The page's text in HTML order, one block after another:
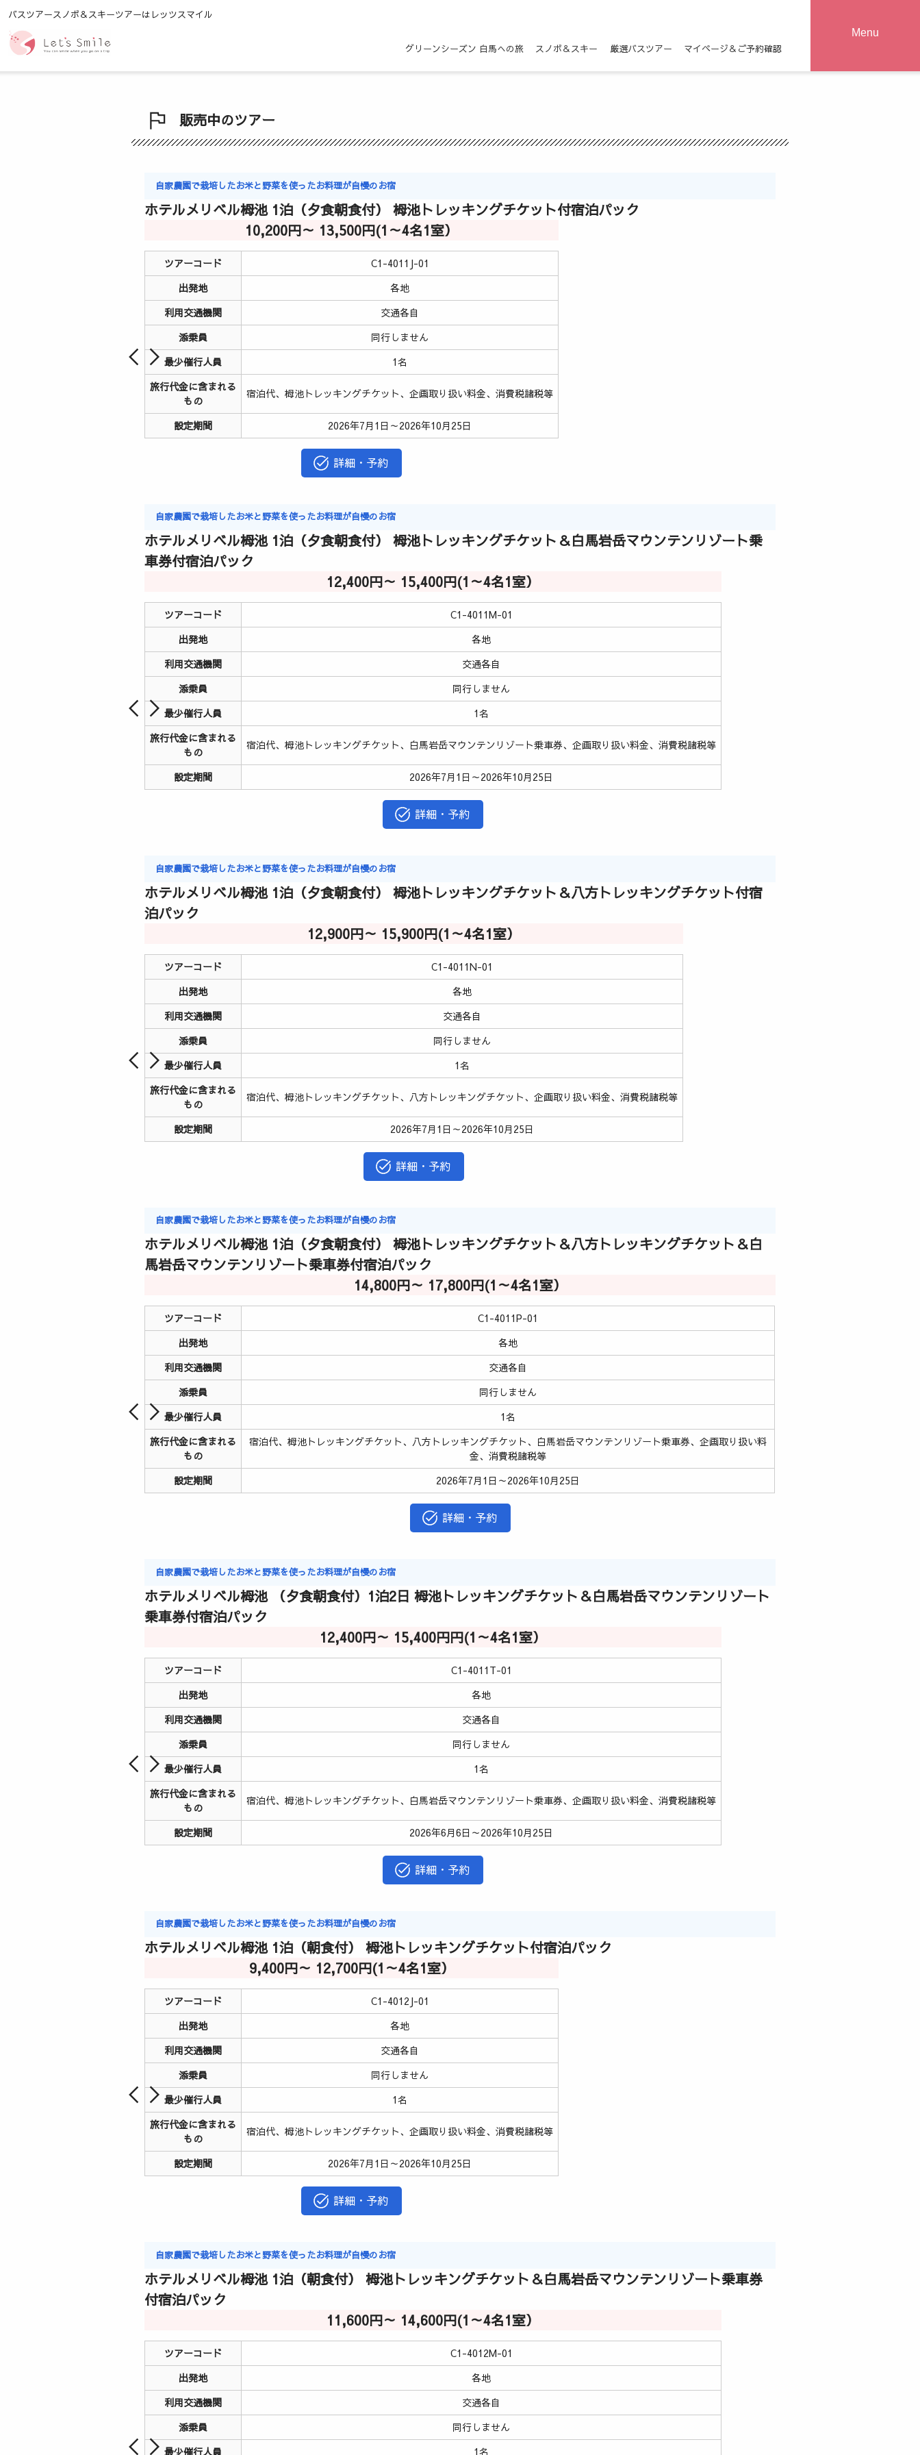
Menu
バスツアースノボ＆スキーツアーはレッツスマイル
グリーンシーズン 白馬への旅 スノボ＆スキー 厳選バスツアー マイページ＆ご予約確認
販売中のツアー
自家農園で栽培したお米と野菜を使ったお料理が自慢のお宿
ホテルメリベル栂池 1泊（夕食朝食付） 栂池トレッキングチケット付宿泊パック
10,200円～ 13,500円(1～4名1室）
ツアーコード
C1-4011J-01
出発地
各地
利用交通機関
交通各自
添乗員
同行しません
最少催行人員
1名
旅行代金に含まれる
もの
宿泊代、栂池トレッキングチケット、企画取り扱い料金、消費税諸税等
設定期間 2026年7月1日～2026年10月25日
詳細・予約
自家農園で栽培したお米と野菜を使ったお料理が自慢のお宿
ホテルメリベル栂池 1泊（夕食朝食付） 栂池トレッキングチケット＆白馬岩岳マウンテンリゾート乗
車券付宿泊パック
12,400円～ 15,400円(1～4名1室）
ツアーコード
C1-4011M-01
出発地
各地
利用交通機関
交通各自
添乗員
同行しません
最少催行人員
1名
旅行代金に含まれる
もの
宿泊代、栂池トレッキングチケット、白馬岩岳マウンテンリゾート乗車券、企画取り扱い料金、消費税諸税等
設定期間 2026年7月1日～2026年10月25日
詳細・予約
自家農園で栽培したお米と野菜を使ったお料理が自慢のお宿
ホテルメリベル栂池 1泊（夕食朝食付） 栂池トレッキングチケット＆八方トレッキングチケット付宿
泊パック
12,900円～ 15,900円(1～4名1室）
ツアーコード
C1-4011N-01
出発地
各地
利用交通機関
交通各自
添乗員
同行しません
最少催行人員
1名
旅行代金に含まれる
もの
宿泊代、栂池トレッキングチケット、八方トレッキングチケット、企画取り扱い料金、消費税諸税等
設定期間 2026年7月1日～2026年10月25日
詳細・予約
自家農園で栽培したお米と野菜を使ったお料理が自慢のお宿
ホテルメリベル栂池 1泊（夕食朝食付） 栂池トレッキングチケット＆八方トレッキングチケット＆白
馬岩岳マウンテンリゾート乗車券付宿泊パック
14,800円～ 17,800円(1～4名1室）
ツアーコード
C1-4011P-01
出発地
各地
利用交通機関
交通各自
添乗員
同行しません
最少催行人員
1名
旅行代金に含まれる
もの
宿泊代、栂池トレッキングチケット、八方トレッキングチケット、白馬岩岳マウンテンリゾート乗車券、企画取り扱い料
金、消費税諸税等
設定期間
2026年7月1日～2026年10月25日
詳細・予約
自家農園で栽培したお米と野菜を使ったお料理が自慢のお宿
ホテルメリベル栂池 （夕食朝食付）1泊2日 栂池トレッキングチケット＆白馬岩岳マウンテンリゾート
乗車券付宿泊パック
12,400円～ 15,400円円(1～4名1室）
ツアーコード
C1-4011T-01
出発地
各地
利用交通機関
交通各自
添乗員
同行しません
最少催行人員
1名
旅行代金に含まれる
もの
宿泊代、栂池トレッキングチケット、白馬岩岳マウンテンリゾート乗車券、企画取り扱い料金、消費税諸税等
設定期間 2026年6月6日～2026年10月25日
詳細・予約
自家農園で栽培したお米と野菜を使ったお料理が自慢のお宿
ホテルメリベル栂池 1泊（朝食付） 栂池トレッキングチケット付宿泊パック
9,400円～ 12,700円(1～4名1室）
ツアーコード
C1-4012J-01
出発地
各地
利用交通機関
交通各自
添乗員
同行しません
最少催行人員
1名
旅行代金に含まれる
もの
宿泊代、栂池トレッキングチケット、企画取り扱い料金、消費税諸税等
設定期間 2026年7月1日～2026年10月25日
詳細・予約
自家農園で栽培したお米と野菜を使ったお料理が自慢のお宿
ホテルメリベル栂池 1泊（朝食付） 栂池トレッキングチケット＆白馬岩岳マウンテンリゾート乗車券
付宿泊パック
11,600円～ 14,600円(1～4名1室）
ツアーコード
C1-4012M-01
出発地
各地
利用交通機関
交通各自
添乗員
同行しません
最少催行人員
1名